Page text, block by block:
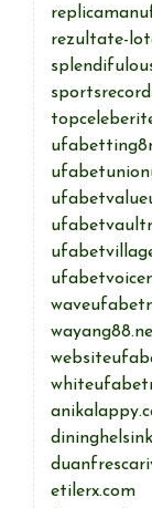
rezultate-
etilerx.com